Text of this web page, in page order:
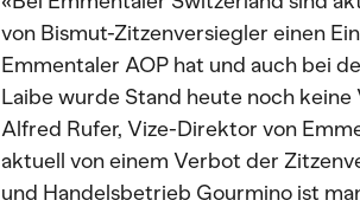
von Bismut-Zitzenversiegler einen
Emmentaler AOP hat und auch bei
Laibe wurde Stand heute noch
Alfred Rufer, Vize-Direktor von
aktuell von einem Verbot der
und Handelsbetrieb Gourmino ist